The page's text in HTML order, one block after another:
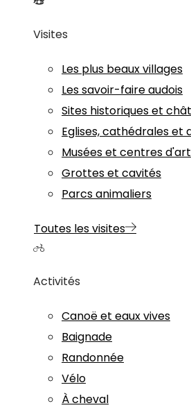
Visites
Les plus beaux villages
Les savoir-faire audois
Sites historiques et
Eglises, cathédrales et
Musées et centres d'art
Grottes et cavités
Parcs animaliers
Toutes les visites
Activités
Canoë et eaux vives
Baignade
Randonnée
Vélo
À cheval